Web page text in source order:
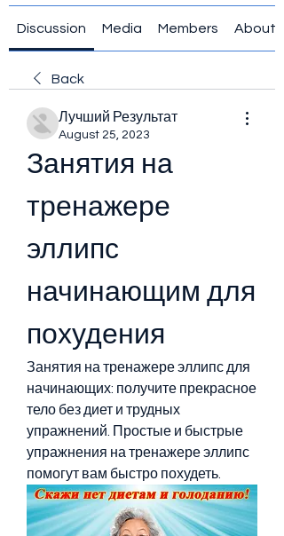
Discussion Media Members About
Back
Лучший Результат
August 25, 2023
Занятия на
тренажере
эллипс
начинающим для
похудения
Занятия на тренажере эллипс для
начинающих: получите прекрасное
тело без диет и трудных
упражнений. Простые и быстрые
упражнения на тренажере эллипс
помогут вам быстро похудеть.